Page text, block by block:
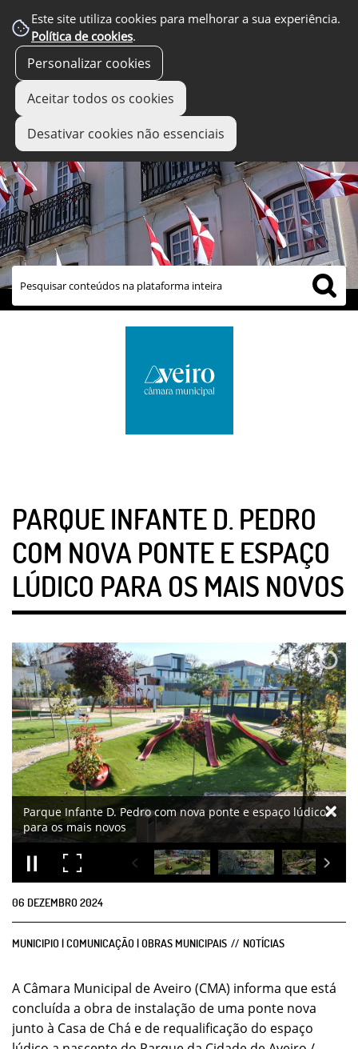
Este site utiliza cookies para melhorar a sua experiência.
Política de cookies.
Personalizar cookies
Aceitar todos os cookies
Desativar cookies não essenciais
links úteis
PARQUE INFANTE D. PEDRO
COM NOVA PONTE E ESPAÇO
LÚDICO PARA OS MAIS NOVOS
Parque Infante D. Pedro com nova ponte e espaço lúdico
para os mais novos
06 DEZEMBRO2024
MUNICIPIO | COMUNICAÇÃO | OBRAS MUNICIPAIS NOTÍCIAS
A Câmara Municipal de Aveiro (CMA) informa que está
concluída a obra de instalação de uma ponte nova
junto à Casa de Chá e de requalificação do espaço